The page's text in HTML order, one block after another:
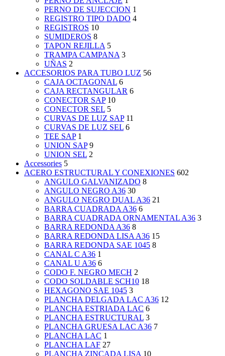
PERNO DE SUJECCION 1
REGISTRO TIPO DADO 4
REGISTROS 10
SUMIDEROS 8
TAPON REJILLA 5
TRAMPA CAMPANA 3
UÑAS 2
ACCESORIOS PARA TUBO LUZ 56
CAJA OCTAGONAL 6
CAJA RECTANGULAR 6
CONECTOR SAP 10
CONECTOR SEL 5
CURVAS DE LUZ SAP 11
CURVAS DE LUZ SEL 6
TEE SAP 1
UNION SAP 9
UNION SEL 2
Accessories 5
ACERO ESTRUCTURAL Y CONEXIONES 602
ANGULO GALVANIZADO 8
ANGULO NEGRO A36 30
ANGULO NEGRO DUAL A36 21
BARRA CUADRADA A36 6
BARRA CUADRADA ORNAMENTAL A36 3
BARRA REDONDA A36 8
BARRA REDONDA LISA A36 15
BARRA REDONDA SAE 1045 8
CANAL C A36 1
CANAL U A36 6
CODO F. NEGRO MECH 2
CODO SOLDABLE SCH10 18
HEXAGONO SAE 1045 3
PLANCHA DELGADA LAC A36 12
PLANCHA ESTRIADA LAC 6
PLANCHA ESTRUCTURAL 3
PLANCHA GRUESA LAC A36 7
PLANCHA LAC 1
PLANCHA LAF 27
PLANCHA ZINCADA LISA 10